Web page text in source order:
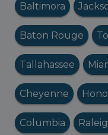
Baltimora
Baton Rouge
Tallahassee
Cheyenne
Columbia